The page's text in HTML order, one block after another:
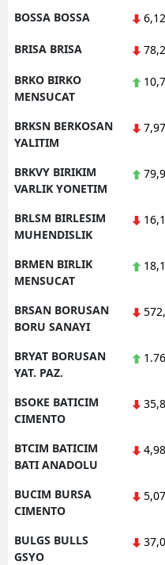
BOSSA BOSSA 6,12
BRISA BRISA
BRKO BIRKO
MENSUCAT
BRKSN BERKOSAN
YALITIM
7,97
BRKVY BIRIKIM
VARLIK YONETIM
BRLSM BIRLESIM
MUHENDISLIK
BRMEN BIRLIK
MENSUCAT
BRSAN BORUSAN
BORU SANAYI
BRYAT BORUSAN
YAT. PAZ.
BSOKE BATICIM
CIMENTO
BTCIM BATICIM
BATI ANADOLU
4,98
BUCIM BURSA
CIMENTO
5,07
BULGS BULLS
GSYO